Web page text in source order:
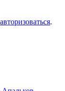
авторизоваться.